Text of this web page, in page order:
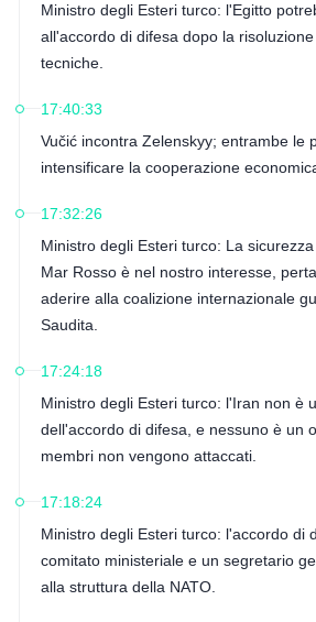
Ministro degli Esteri turco: l'Egitto
all'accordo di difesa dopo la
tecniche.
17:40:33
Vučić incontra Zelenskyy; entrambe le
intensificare la cooperazione
17:32:26
Ministro degli Esteri turco: La
Mar Rosso è nel nostro interesse,
aderire alla coalizione internazionale
Saudita.
17:24:18
Ministro degli Esteri turco: l'Iran non è
dell'accordo di difesa, e nessuno è un
membri non vengono attaccati.
17:18:24
Ministro degli Esteri turco: l'accordo di
comitato ministeriale e un segretario
alla struttura della NATO.